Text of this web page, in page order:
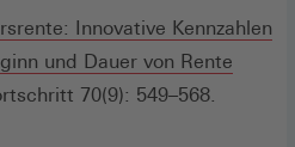
Innovative Kennzahlen
und Dauer von Rente
70(9): 549–568.